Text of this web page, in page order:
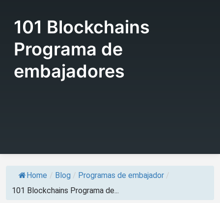
101 Blockchains
Programa de
embajadores
Home / Blog / Programas de embajador /
101 Blockchains Programa de...